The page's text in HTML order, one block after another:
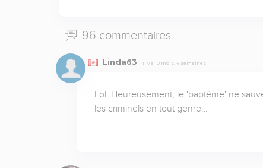
96 commentaires
Linda63 Il y a 10 mois, 4 semaines
Lol. Heureusement, le 'baptême' ne
les criminels en tout genre…